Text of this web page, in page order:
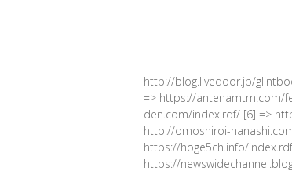
http://blog.livedoor.jp/
=> https://antenamtm.com/
den.com/index.rdf/ [6] =>
http://omoshiroi-
https://hoge5ch.info/
https://